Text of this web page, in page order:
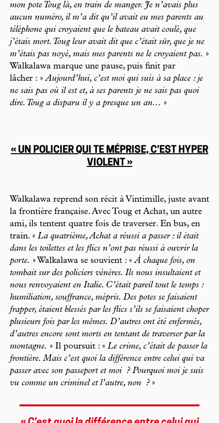
mon pote Toug là, en train de manger. Je n’avais plus
aucun numéro, il m’a dit qu’il avait eu mes parents au
téléphone qui croyaient que le bateau avait coulé, que
j’étais mort. Toug leur avait dit que c’était sûr, que je ne
m’étais pas noyé, mais mes parents ne le croyaient pas. »
Walkalawa marque une pause, puis finit par
lâcher : »Aujourd’hui, c’est moi qui suis à sa place : je
ne sais pas où il est et, à ses parents je ne sais pas quoi
dire. Toug a disparu il y a presque un an... »
« UN POLICIER QUI TE MÉPRISE, C’EST HYPER
VIOLENT »
Walkalawa reprend son récit à Vintimille, juste avant
la frontière française. Avec Toug et Achat, un autre
ami, ils tentent quatre fois de traverser. En bus, en
train. « La quatrième, Achat a réussi a passer : il était
dans les toilettes et les flics n’ont pas réussi à ouvrir la
porte. » Walkalawa se souvient : «À chaque fois, on
tombait sur des policiers vénères. Ils nous insultaient et
nous renvoyaient en Italie. C’était pareil tout le temps :
humiliation, souffrance, mépris. Des potes se faisaient
frapper, étaient blessés par les flics s’ils se faisaient choper
plusieurs fois par les mêmes. D’autres ont été enfermés,
d’autres encore sont morts en tentant de traverser par la
montagne. » Il poursuit : « Le crime, c’était de passer la
frontière. Mais c’est quoi la différence entre celui qui va
passer avec son passeport et moi
? Pourquoi moi je suis
vu comme un criminel et l’autre, non
?»